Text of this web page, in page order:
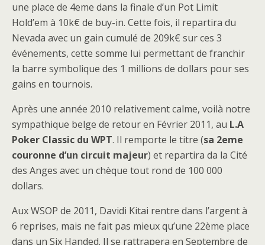
une place de 4eme dans la finale d’un Pot Limit
Hold’em à 10k€ de buy-in. Cette fois, il repartira du
Nevada avec un gain cumulé de 209k€ sur ces 3
événements, cette somme lui permettant de franchir
la barre symbolique des 1 millions de dollars pour ses
gains en tournois.
Après une année 2010 relativement calme, voilà notre
sympathique belge de retour en Février 2011, au L.A
Poker Classic du WPT. Il remporte le titre (sa 2eme
couronne d’un circuit majeur) et repartira da la Cité
des Anges avec un chèque tout rond de 100 000
dollars.
Aux WSOP de 2011, Davidi Kitai rentre dans l’argent à
6 reprises, mais ne fait pas mieux qu’une 22ème place
dans un Six Handed. Il se rattrapera en Septembre de